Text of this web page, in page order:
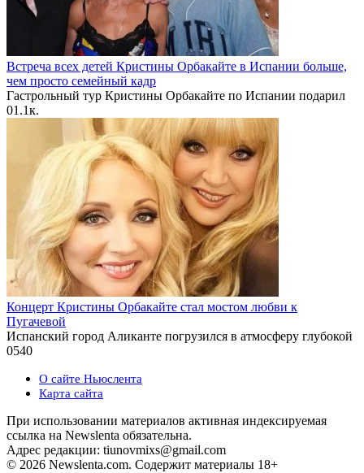
Встреча всех детей Кристины Орбакайте в Испании больше,
чем просто семейный кадр
Гастрольный тур Кристины Орбакайте по Испании подарил
01.1к.
Концерт Кристины Орбакайте стал мостом любви к
Пугачевой
Испанский город Аликанте погрузился в атмосферу глубокой
0540
О сайте Ньюслента
Карта сайта
При использовании материалов активная индексируемая
ссылка на Newslenta обязательна.
Адрес редакции: tiunovmixs@gmail.com
© 2026 Newslenta.com. Содержит материалы 18+